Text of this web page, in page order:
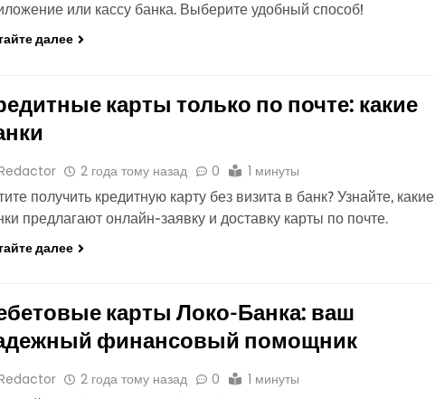
или кассу банка. Выберите удобный способ!
далее
карты только по почте: какие
2 года тому назад 0 1 минуты
получить кредитную карту без визита в банк? Узнайте, какие
предлагают онлайн-заявку и доставку карты по почте.
далее
карты Локо-Банка: ваш
финансовый помощник
2 года тому назад 0 1 минуты